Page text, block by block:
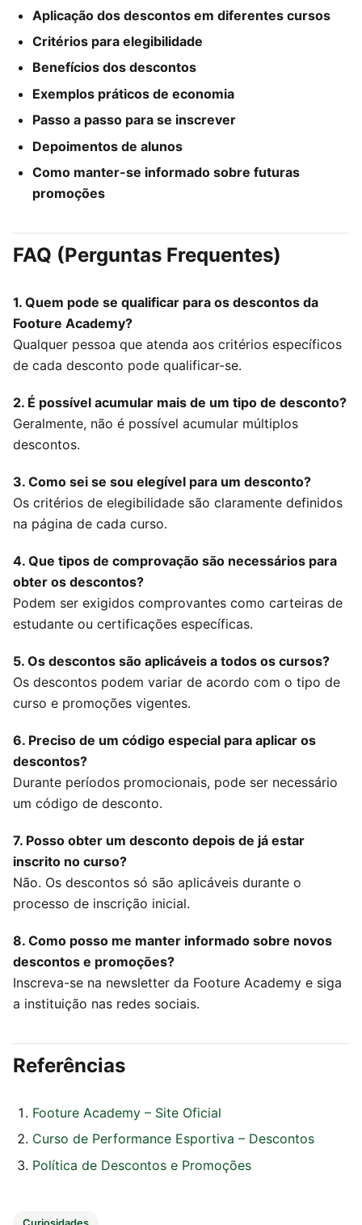
Aplicação dos descontos em diferentes cursos
Critérios para elegibilidade
Benefícios dos descontos
Exemplos práticos de economia
Passo a passo para se inscrever
Depoimentos de alunos
Como manter-se informado sobre futuras
promoções
FAQ (Perguntas Frequentes)
1. Quem pode se qualificar para os descontos da
Footure Academy?
Qualquer pessoa que atenda aos critérios específicos
de cada desconto pode qualificar-se.
2. É possível acumular mais de um tipo de desconto?
Geralmente, não é possível acumular múltiplos
descontos.
3. Como sei se sou elegível para um desconto?
Os critérios de elegibilidade são claramente definidos
na página de cada curso.
4. Que tipos de comprovação são necessários para
obter os descontos?
Podem ser exigidos comprovantes como carteiras de
estudante ou certificações específicas.
5. Os descontos são aplicáveis a todos os cursos?
Os descontos podem variar de acordo com o tipo de
curso e promoções vigentes.
6. Preciso de um código especial para aplicar os
descontos?
Durante períodos promocionais, pode ser necessário
um código de desconto.
7. Posso obter um desconto depois de já estar
inscrito no curso?
Não. Os descontos só são aplicáveis durante o
processo de inscrição inicial.
8. Como posso me manter informado sobre novos
descontos e promoções?
Inscreva-se na newsletter da Footure Academy e siga
a instituição nas redes sociais.
Referências
Footure Academy – Site Oficial
Curso de Performance Esportiva – Descontos
Política de Descontos e Promoções